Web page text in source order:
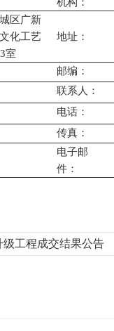
区广新
化工艺
室
地址：
邮编：
联系人：
电话：
传真：
电子邮
件：
工程成交结果公告